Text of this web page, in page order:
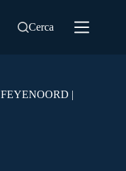
Cerca
|